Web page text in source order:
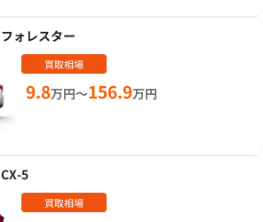
フォレスター
買取相場
9.8万円～156.9万円
CX-5
買取相場